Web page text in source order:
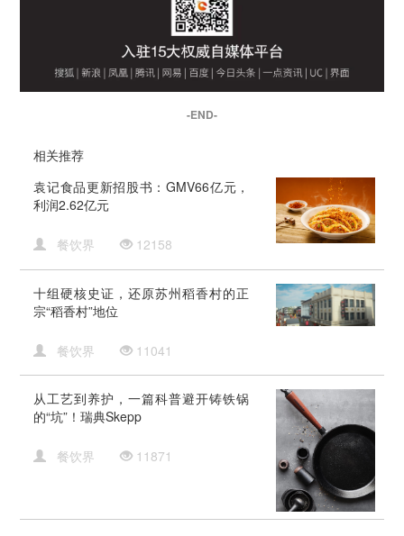
-END-
相关推荐
袁记食品更新招股书：GMV66亿元，
利润2.62亿元
餐饮界 12158
十组硬核史证，还原苏州稻香村的正
宗“稻香村”地位
餐饮界 11041
从工艺到养护，一篇科普避开铸铁锅
的“坑”！瑞典Skepp
餐饮界 11871